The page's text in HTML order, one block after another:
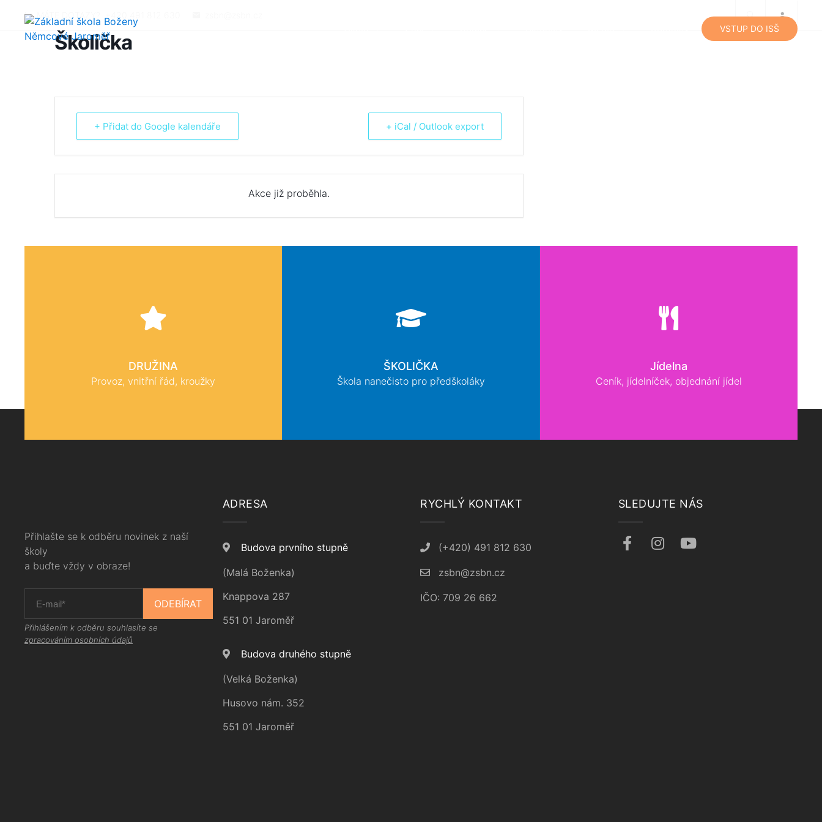
MÁTE DOTAZY? +420 491 812 630
VSTUP DO ISŠ
Školička
+ Přidat do Google kalendáře + iCal / Outlook export
Akce již proběhla.
DRUŽINA
Provoz, vnitřní řád, kroužky
ŠKOLIČKA
Škola nanečisto pro předškoláky
Jídelna
Ceník, jídelníček, objednání jídel
Přihlašte se k odběru novinek z naší
školy
a buďte vždy v obraze!
ODEBÍRAT
Přihlášením k odběru souhlasíte se
zpracováním osobních údajů
ADRESA
Budova prvního stupně
(Malá Boženka)
Knappova 287
551 01 Jaroměř
Budova druhého stupně
(Velká Boženka)
Husovo nám. 352
551 01 Jaroměř
RYCHLÝ KONTAKT
(+420) 491 812 630
zsbn@zsbn.cz
IČO: 709 26 662
SLEDUJTE NÁS